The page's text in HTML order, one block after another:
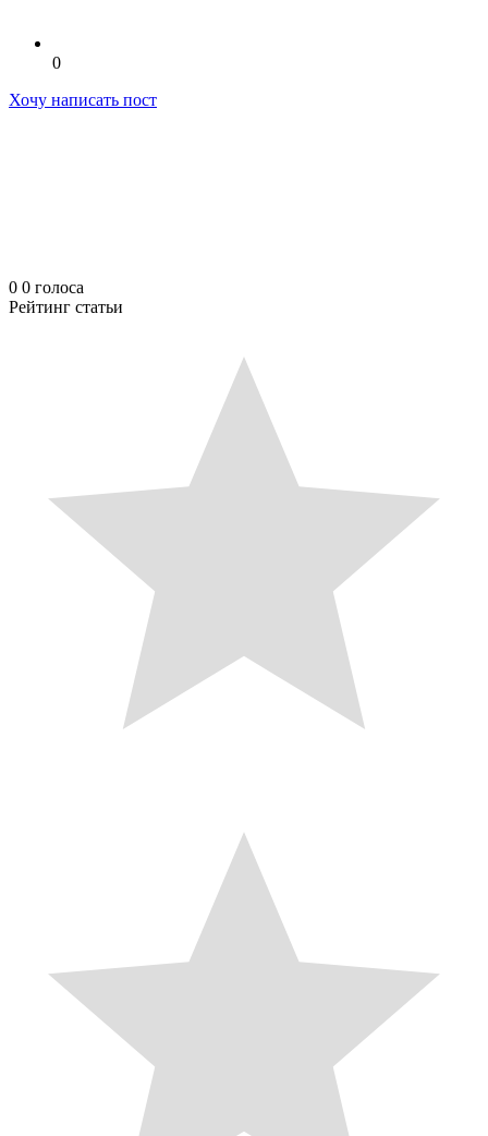
0
Хочу написать пост
0 0 голоса
Рейтинг статьи